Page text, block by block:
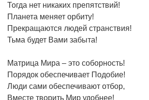
Тогда нет никаких препятствий!
Планета меняет орбиту!
Прекращаются людей странствия!
Тьма будет Вами забыта!
Матрица Мира – это соборность!
Порядок обеспечивает Подобие!
Люди сами обеспечивают отбор,
Вместе творить Мир удобнее!